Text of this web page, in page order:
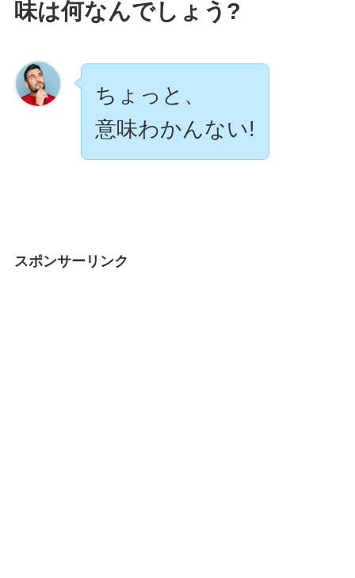
味は何なんでしょう?
ちょっと、
意味わかんない!
スポンサーリンク